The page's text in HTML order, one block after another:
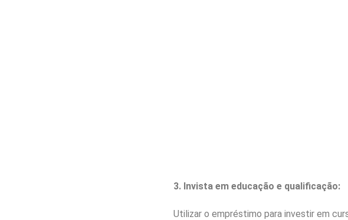
3. Invista em educação e qualificação:
Utilizar o empréstimo para investir em